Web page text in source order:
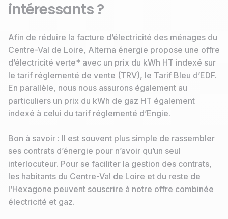
intéressants ?
Afin de réduire la facture d’électricité des ménages du
Centre-Val de Loire, Alterna énergie propose une offre
d’électricité verte* avec un prix du kWh HT indexé sur
le tarif réglementé de vente (TRV), le Tarif Bleu d’EDF.
En parallèle, nous nous assurons également au
particuliers un prix du kWh de gaz HT également
indexé à celui du tarif réglementé d’Engie.
Bon à savoir : Il est souvent plus simple de rassembler
ses contrats d’énergie pour n’avoir qu’un seul
interlocuteur. Pour se faciliter la gestion des contrats,
les habitants du Centre-Val de Loire et du reste de
l’Hexagone peuvent souscrire à notre offre combinée
électricité et gaz.